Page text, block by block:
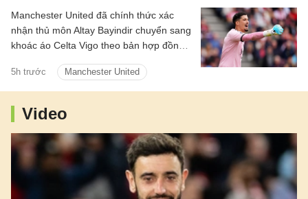
5h trước Manchester United
Manchester United đã chính thức xác
nhận thủ môn Altay Bayindir chuyển sang
khoác áo Celta Vigo theo bản hợp đồng
Video